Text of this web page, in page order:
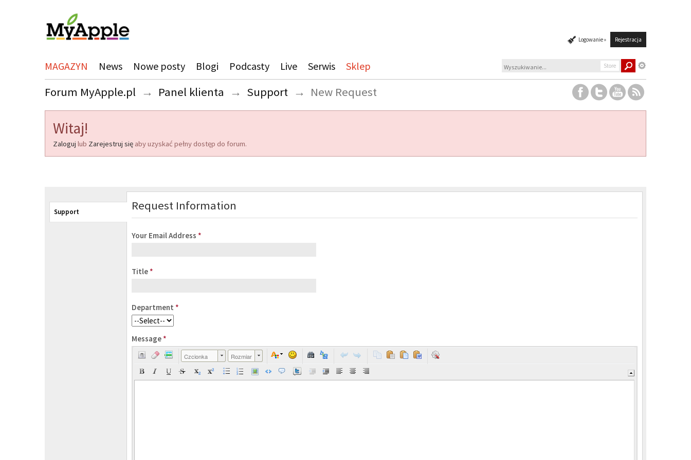
Logowanie » Rejestracja
MAGAZYN News Nowe posty Blogi Podcasty Live Serwis Sklep Store
Forum MyApple.pl → Panel klienta → Support → New Request
Witaj!
Zaloguj lub Zarejestruj się aby uzyskać pełny dostęp do forum.
Support Request Information
Your Email Address *
Title *
Department *
Message *
Czcionka Rozmiar